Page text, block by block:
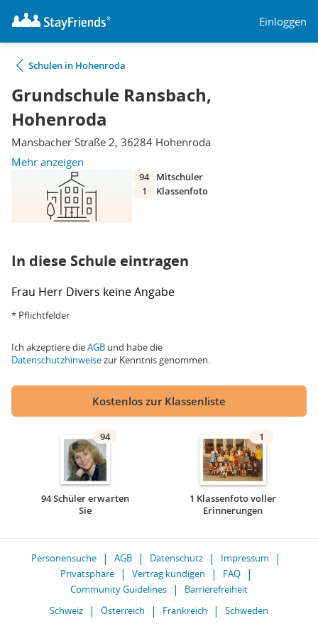
Einloggen
Schulen in Hohenroda
Grundschule Ransbach,
Hohenroda
Mansbacher Straße 2, 36284 Hohenroda
Mehr anzeigen
94
Mitschüler
1
Klassenfoto
In diese Schule eintragen
Frau Herr Divers keine Angabe
* Pflichtfelder
Ich akzeptiere dieAGB und habe die
Datenschutzhinweisezur Kenntnis genommen.
Kostenlos zur Klassenliste
94
94 Schüler erwarten
Sie
1
1 Klassenfoto voller
Erinnerungen
Personensuche AGB Datenschutz
Impressum
Privatsphäre
Vertrag kündigen
FAQ
Community Guidelines
Barrierefreiheit
Schweiz
Österreich Frankreich Schweden